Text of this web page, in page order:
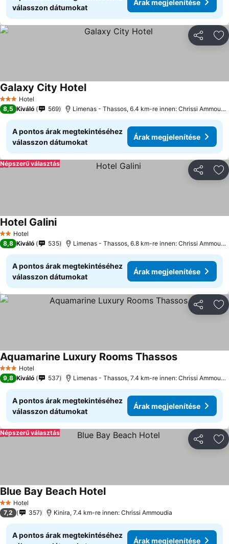
válasszon dátumokat
Árak megjelenítése
3 Kategória
Hotel
Galaxy City Hotel
8,5 Kiváló 569 Limenas - Thassos, 6.4 km-re innen: Chrissi Ammoudia
A pontos árak megtekintéséhez
válasszon dátumokat
Árak megjelenítése
Népszerű választás
2 Kategória
Hotel
Hotel Galini
8,8 Kiváló 535 Limenas - Thassos, 6.8 km-re innen: Chrissi Ammoudia
A pontos árak megtekintéséhez
válasszon dátumokat
Árak megjelenítése
3 Kategória
Hotel
Aquamarine Luxury Rooms Thassos
9,8 Kiváló 537 Limenas - Thassos, 7.4 km-re innen: Chrissi Ammoudia
A pontos árak megtekintéséhez
válasszon dátumokat
Árak megjelenítése
Népszerű választás
2 Kategória
Hotel
Blue Bay Beach Hotel
7,2 357 Kinira, 7.4 km-re innen: Chrissi Ammoudia
A pontos árak megtekintéséhez
Árak megjelenítése